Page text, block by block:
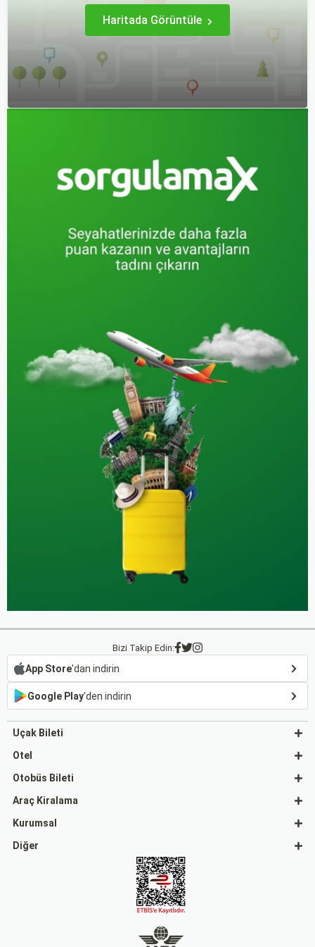
imkanı sağlar.
Haritada Görüntüle
Bizi Takip Edin:
App Store'dan indirin
Google Play'den indirin
Uçak Bileti
Otel
Otobüs Bileti
Araç Kiralama
Kurumsal
Diğer